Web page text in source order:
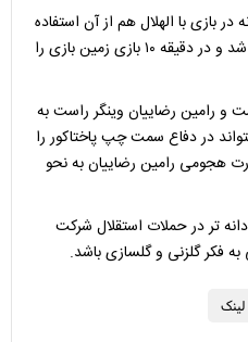
بازی با الهلال هم از آن استفاده
کرد اما رضاییان خیلی زود مصدوم شد و در دقیقه ۱۰ بازی زمین بازی را
و رامین رضاییان وینگر راست به
در دفاع سمت چپ پاختاکور را
هجومی رامین رضاییان به نحو
تر در حملات استقلال شرکت
به فکر گلزنی و گلسازی باشد.